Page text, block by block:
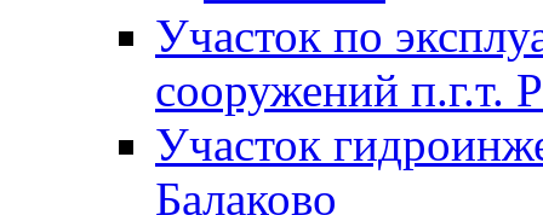
Участок по
сооружений п.г.т.
Участок
Балаково